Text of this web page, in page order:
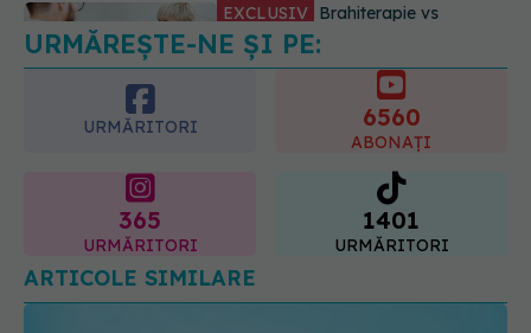
EXCLUSIV Brahiterapie vs
radioterapie externă în cancerul
ginecologic. Dr. Sorin Bogdan
(SANADOR) explică diferența și
cum acționează tratamentul
URMĂREȘTE-NE ȘI PE:
URMĂRITORI 6560
ABONAȚI
365
URMĂRITORI
1401
URMĂRITORI
ARTICOLE SIMILARE